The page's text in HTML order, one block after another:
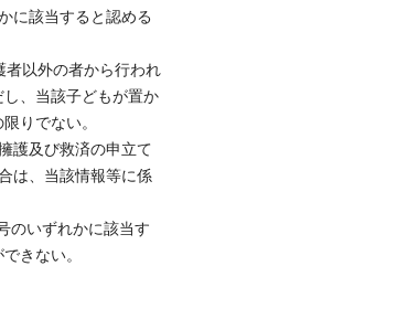
に該当すると認める
以外の者から行われ
、当該子どもが置か
りでない。
護及び救済の申立て
は、当該情報等に係
のいずれかに該当す
きない。